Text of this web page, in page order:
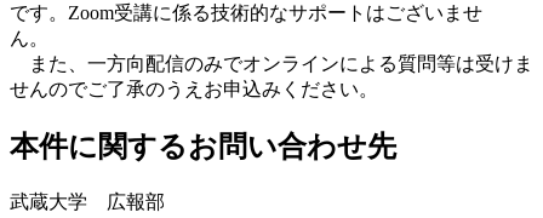
です。Zoom受講に係る技術的なサポートはございませ
ん。
また、一方向配信のみでオンラインによる質問等は受けま
せんのでご了承のうえお申込みください。
本件に関するお問い合わせ先
武蔵大学 広報部